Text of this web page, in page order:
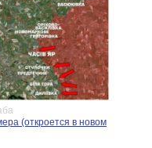
(откроется в новом